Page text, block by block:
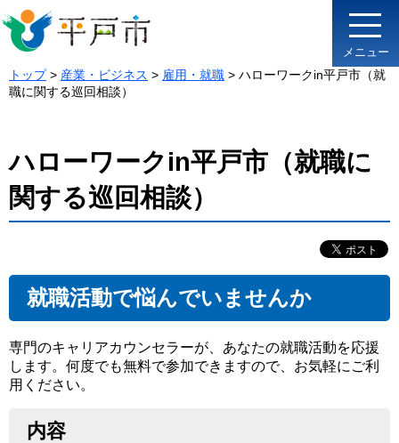
メニュー
トップ> 産業・ビジネス > 雇用・就職 > ハローワークin平戸市（就
職に関する巡回相談）
ハローワークin平戸市（就職に
関する巡回相談）
就職活動で悩んでいませんか
専門のキャリアカウンセラーが、あなたの就職活動を応援
します。何度でも無料で参加できますので、お気軽にご利
用ください。
内容